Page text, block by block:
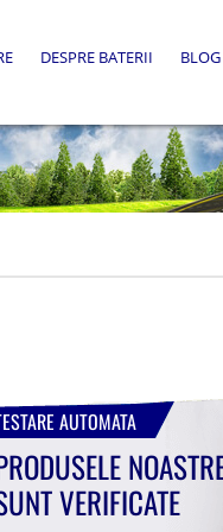
DESPRE BATERII BLOG
AUTOMATA
VERIFICATE